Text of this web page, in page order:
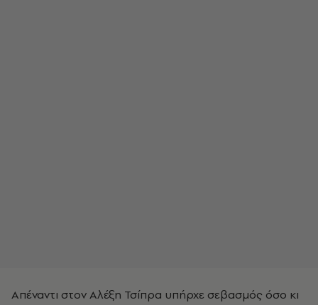
Απέναντι στον Αλέξη Τσίπρα υπήρχε σεβασμός όσο κι